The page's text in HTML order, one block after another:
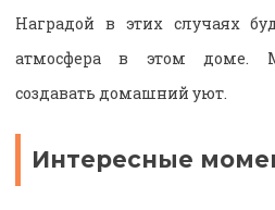
Наградой в этих случаях
атмосфера в этом доме.
создавать домашний уют.
Интересные